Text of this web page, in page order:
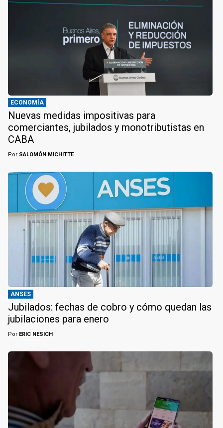
ECONOMÍA
Nuevas medidas impositivas para
comerciantes, jubilados y monotributistas en
CABA
Por SALOMÓN MICHITTE
ANSES
Jubilados: fechas de cobro y cómo quedan las
jubilaciones para enero
Por ERIC NESICH